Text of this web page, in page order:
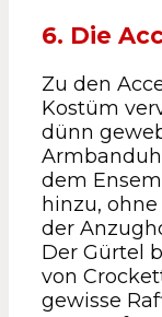
6. Die
Zu den
Kostüm
dünn
dem
hinzu,
der
Der Gürtel
von
gewisse